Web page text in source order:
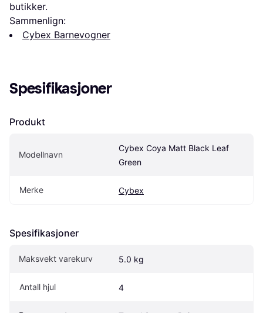
butikker.
Sammenlign:
Cybex Barnevogner
Spesifikasjoner
Produkt
Modellnavn
Cybex Coya Matt Black Leaf
Green
Merke Cybex
Spesifikasjoner
Maksvekt varekurv 5.0 kg
Antall hjul 4